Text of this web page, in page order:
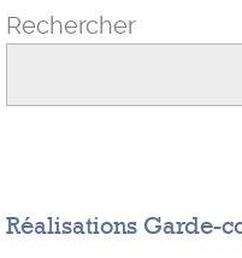
Rechercher
Réalisations Garde-